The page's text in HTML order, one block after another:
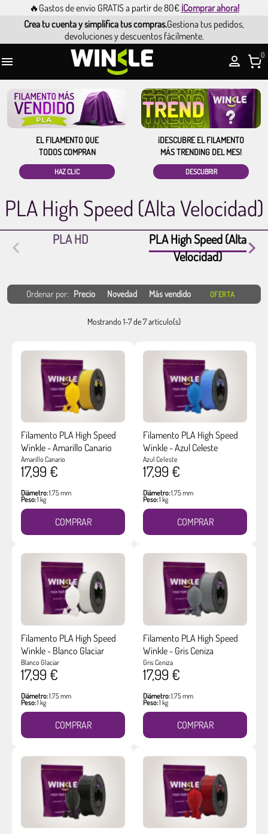
🔥Gastos de envío GRATIS a partir de 80€ ¡Comprar ahora!
Crea tu cuenta y simplifica tus compras.Gestiona tus pedidos,
devoluciones y descuentos fácilmente.
 0
EL FILAMENTO QUE
TODOS COMPRAN
HAZ CLIC
¡DESCUBRE EL FILAMENTO
MÁS TRENDING DEL MES!
DESCUBRIR
PLA High Speed (Alta Velocidad)
PLA HD
PLA High Speed (Alta
Velocidad)
Ordenar por: Precio Novedad Más vendido OFERTA
Mostrando 1-7 de 7 artículo(s)
Filamento PLA High Speed
Winkle - Amarillo Canario
Amarillo Canario
17,99 €
Diámetro:1.75 mm
Peso:1 kg
COMPRAR
Filamento PLA High Speed
Winkle - Azul Celeste
Azul Celeste
17,99 €
Diámetro:1.75 mm
Peso:1 kg
COMPRAR
Filamento PLA High Speed
Winkle - Blanco Glaciar
Blanco Glaciar
17,99 €
Diámetro:1.75 mm
Peso:1 kg
COMPRAR
Filamento PLA High Speed
Winkle - Gris Ceniza
Gris Ceniza
17,99 €
Diámetro:1.75 mm
Peso:1 kg
COMPRAR